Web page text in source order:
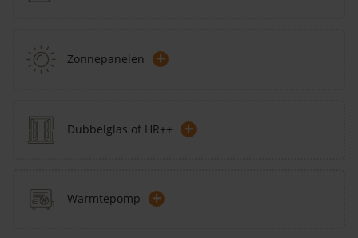
Zonnepanelen +
Dubbelglas of HR++ +
Warmtepomp +